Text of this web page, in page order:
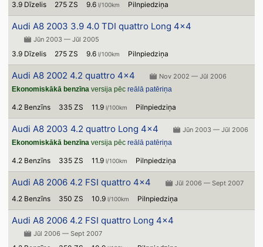
3.9 Dīzelis 275 ZS 9.6l/100km Pilnpiedziņa
Audi A8 2003 3.9 4.0 TDI quattro Long 4x4
Jūn 2003 — Jūl 2005
3.9 Dīzelis 275 ZS 9.6l/100km Pilnpiedziņa
Audi A8 2002 4.2 quattro 4x4
Nov 2002 — Jūl 2006
Ekonomiskākā benzīna versija pēcreālā patēriņa
4.2 Benzīns 335 ZS 11.9l/100km Pilnpiedziņa
Audi A8 2003 4.2 quattro Long 4x4
Jūn 2003 — Jūl 2006
Ekonomiskākā benzīna versija pēcreālā patēriņa
4.2 Benzīns 335 ZS 11.9l/100km Pilnpiedziņa
Audi A8 2006 4.2 FSI quattro 4x4 Jūl 2006 — Sept 2007
4.2 Benzīns 350 ZS 10.9l/100km Pilnpiedziņa
Audi A8 2006 4.2 FSI quattro Long 4x4
Jūl 2006 — Sept 2007